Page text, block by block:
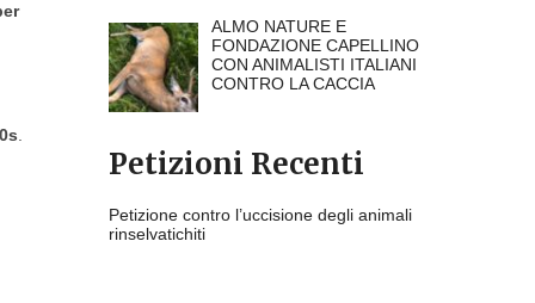
ALMO NATURE E
FONDAZIONE CAPELLINO
CON ANIMALISTI ITALIANI
CONTRO LA CACCIA
Petizioni Recenti
Petizione contro l’uccisione degli animali
rinselvatichiti